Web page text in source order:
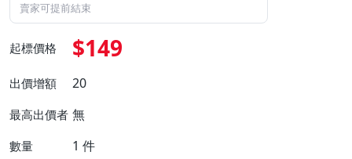
賣家可提前結束
起標價格 $149
出價增額 20
最高出價者 無
數量 1 件